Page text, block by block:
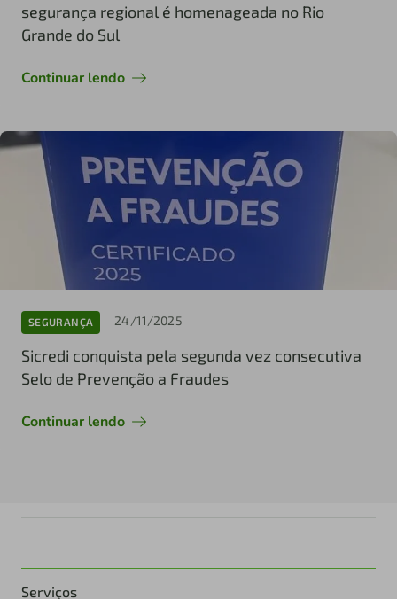
segurança regional é homenageada no Rio
Grande do Sul
Continuar lendo
SEGURANÇA 24/11/2025
Sicredi conquista pela segunda vez consecutiva
Selo de Prevenção a Fraudes
Continuar lendo
Serviços